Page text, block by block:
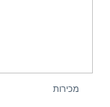
מכירות